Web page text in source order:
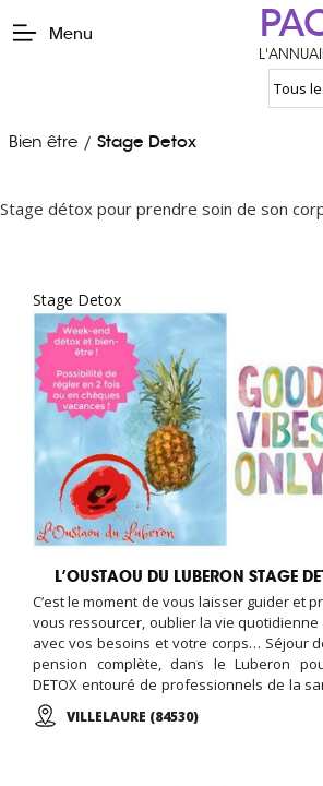
Menu
Bien être / Stage Detox
Stage détox pour prendre soin de son
Stage Detox
L’OUSTAOU DU LUBERON STAGE
C’est le moment de vous laisser guider et
vous ressourcer, oublier la vie
avec vos besoins et votre corps… Séjour
pension complète, dans le Luberon
DETOX entouré de professionnels de la
coachs physique et mental
de yoga et pilates, atelier culinaire…) Une
VILLELAURE (84530)